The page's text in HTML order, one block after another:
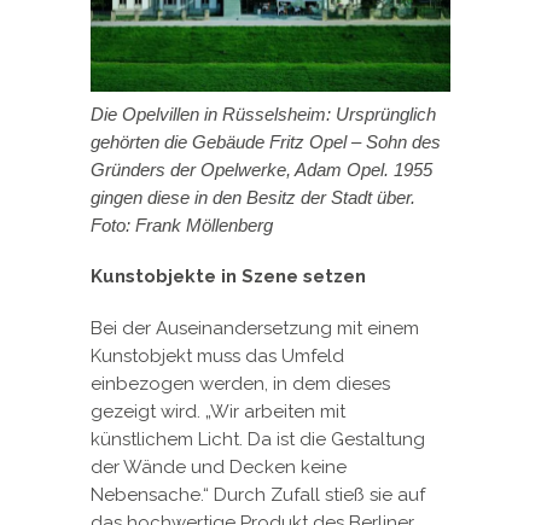
Die Opelvillen in Rüsselsheim: Ursprünglich
gehörten die Gebäude Fritz Opel – Sohn des
Gründers der Opelwerke, Adam Opel. 1955
gingen diese in den Besitz der Stadt über.
Foto: Frank Möllenberg
Kunstobjekte in Szene setzen
Bei der Auseinandersetzung mit einem
Kunstobjekt muss das Umfeld
einbezogen werden, in dem dieses
gezeigt wird. „Wir arbeiten mit
künstlichem Licht. Da ist die Gestaltung
der Wände und Decken keine
Nebensache.“ Durch Zufall stieß sie auf